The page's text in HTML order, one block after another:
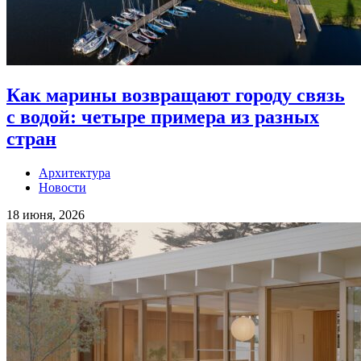
Как марины возвращают городу связь
с водой: четыре примера из разных
стран
Архитектура
Новости
18 июня, 2026